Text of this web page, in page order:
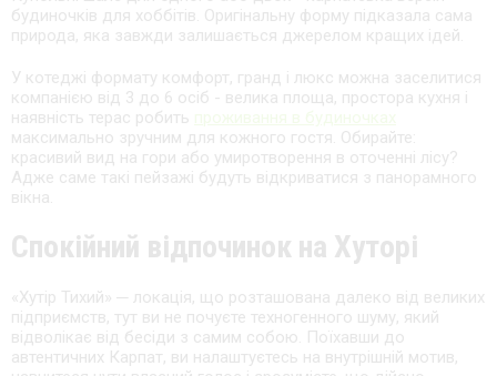
будиночків для хоббітів. Оригінальну форму підказала сама
природа, яка завжди залишається джерелом кращих ідей.
У котеджі формату комфорт, гранд і люкс можна заселитися
компанією від 3 до 6 осіб - велика площа, простора кухня і
наявність терас робить
максимально зручним для кожного гостя. Обирайте:
красивий вид на гори або умиротворення в оточенні лісу?
Адже саме такі пейзажі будуть відкриватися з панорамного
вікна.
Спокійний відпочинок на Хуторі
«Хутір Тихий» ─ локація, що розташована далеко від великих
підприємств, тут ви не почуєте техногенного шуму, який
відволікає від бесіди з самим собою. Поїхавши до
автентичних Карпат, ви налаштуєтесь на внутрішній мотив,